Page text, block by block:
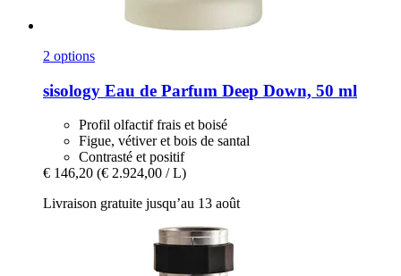
2 options
sisology Eau de Parfum Deep Down, 50 ml
Profil olfactif frais et boisé
Figue, vétiver et bois de santal
Contrasté et positif
€ 146,20 (€ 2.924,00 / L)
Livraison gratuite jusqu’au 13 août